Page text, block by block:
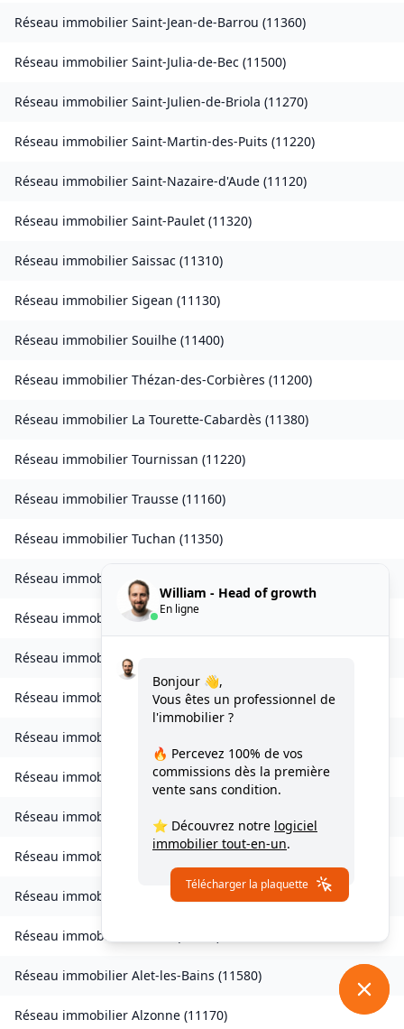
Réseau immobilier Saint-Jean-de-Barrou (11360)
Réseau immobilier Saint-Julia-de-Bec (11500)
Réseau immobilier Saint-Julien-de-Briola (11270)
Réseau immobilier Saint-Martin-des-Puits (11220)
Réseau immobilier Saint-Nazaire-d'Aude (11120)
Réseau immobilier Saint-Paulet (11320)
Réseau immobilier Saissac (11310)
Réseau immobilier Sigean (11130)
Réseau immobilier Souilhe (11400)
Réseau immobilier Thézan-des-Corbières (11200)
Réseau immobilier La Tourette-Cabardès (11380)
Réseau immobilier Tournissan (11220)
Réseau immobilier Trausse (11160)
Réseau immobilier Tuchan (11350)
Réseau immobilierValmigère
Réseau immobilier Ventenac-en-Minervois
Réseau immobilierVerdun-en-Lauragais
Réseau immobilier Vignevieille(11330)
Réseau immobilier
Réseau immobilier Villanière(11600 )
Réseau immobilier Villardebelle
Réseau immobilier
Réseau immobilier Villefloure 11570
Réseau immobilier
Réseau immobilier Alet-les-Bains (11580)
Réseau immobilier Alzonne (11170)
William - Head of growth
En ligne
Bonjour 👋,
Vous êtes un professionnel de
l'immobilier ?
🔥 Percevez 100% de vos
commissions dès la première
vente sans condition.
⭐ Découvrez notre logiciel
immobilier tout-en-un.
Télécharger la plaquette